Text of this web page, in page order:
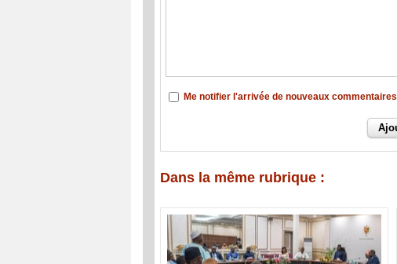
Me notifier l'arrivée de nouveaux commentaires
Dans la même rubrique :